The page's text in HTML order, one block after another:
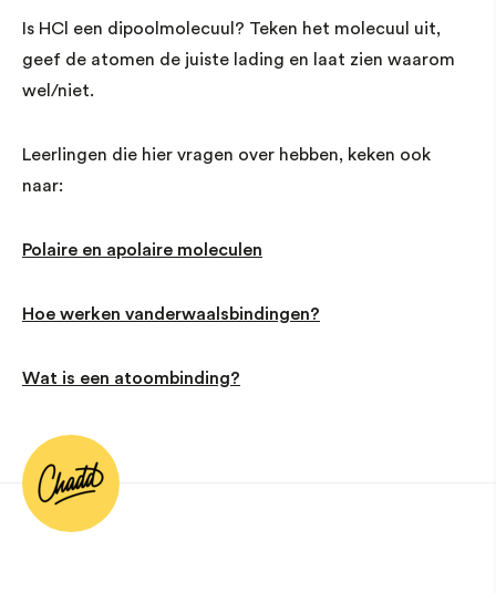
Is HCl een dipoolmolecuul? Teken het molecuul uit,
geef de atomen de juiste lading en laat zien waarom
wel/niet.
Leerlingen die hier vragen over hebben, keken ook
naar:
Polaire en apolaire moleculen
Hoe werken vanderwaalsbindingen?
Wat is een atoombinding?